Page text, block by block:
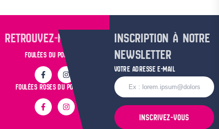
RETROUVEZ-NOUS SUR
FOULÉES DU POPULAIRE
FOULÉES ROSES DU POPULAIRE
INSCRIPTION À NOTRE
NEWSLETTER
VOTRE ADRESSE E-MAIL
INSCRIVEZ-VOUS